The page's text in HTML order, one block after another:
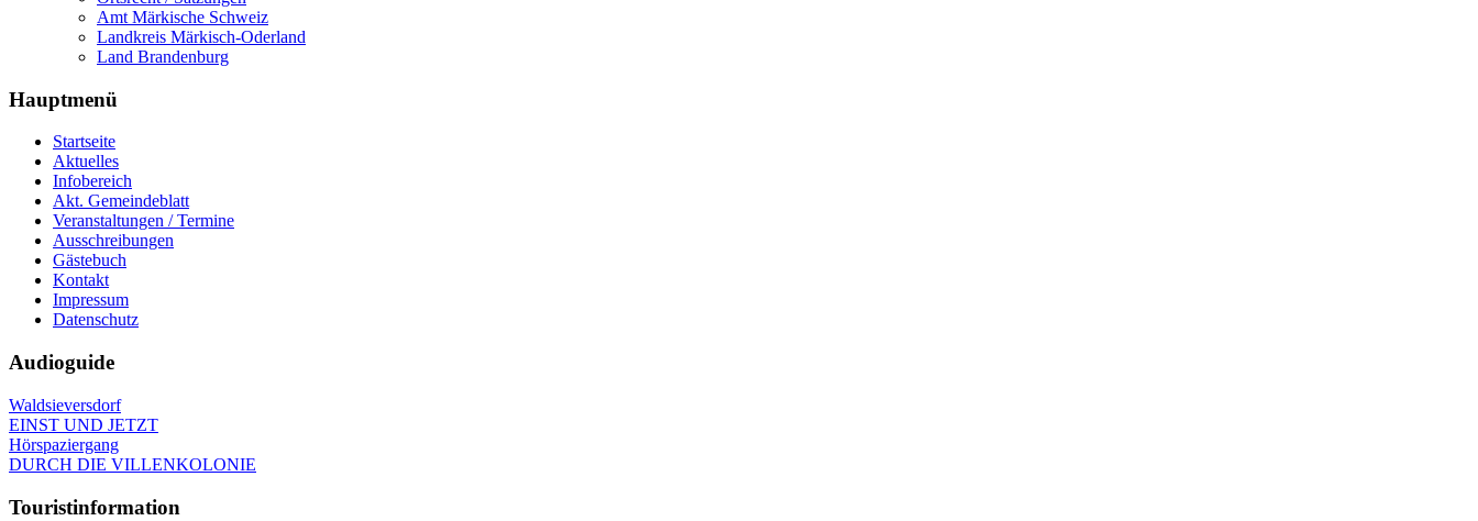
Amt Märkische Schweiz
Landkreis Märkisch-Oderland
Land Brandenburg
Hauptmenü
Startseite
Aktuelles
Infobereich
Akt. Gemeindeblatt
Veranstaltungen / Termine
Ausschreibungen
Gästebuch
Kontakt
Impressum
Datenschutz
Audioguide
Waldsieversdorf
EINST UND JETZT
Hörspaziergang
DURCH DIE VILLENKOLONIE
Touristinformation